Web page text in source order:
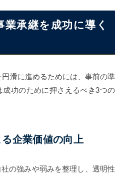
承継を成功に導く
滑に進めるためには、事前の準
功のために押さえるべき3つの
企業価値の向上
の強みや弱みを整理し、透明性